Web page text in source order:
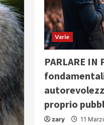
Varie
PARLARE
proprio
zary 11